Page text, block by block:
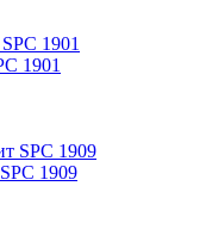
1901
1909